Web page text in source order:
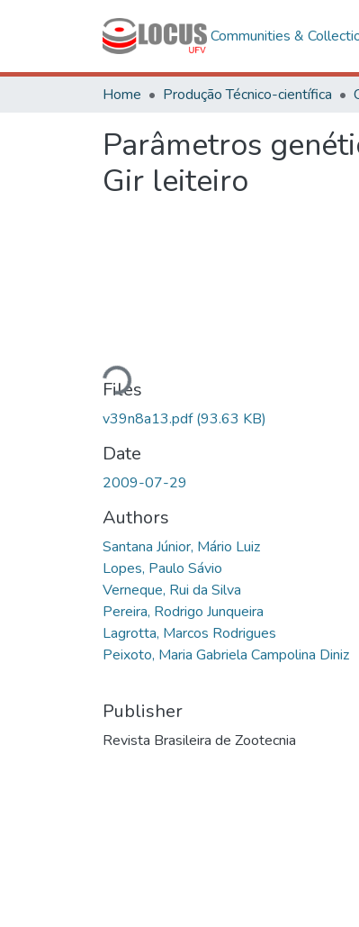
Communities &
Home Produção Técnico-científica
Parâmetros
Gir leiteiro
Loading...
Files
v39n8a13.pdf(93.63 KB)
Date
2009-07-29
Authors
Santana Júnior, Mário Luiz
Lopes, Paulo Sávio
Verneque, Rui da Silva
Pereira, Rodrigo Junqueira
Lagrotta, Marcos Rodrigues
Peixoto, Maria Gabriela Campolina Diniz
Publisher
Revista Brasileira de Zootecnia